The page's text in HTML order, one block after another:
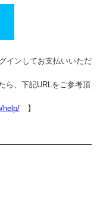
インしてお支払いいただ
ら、下記URLをご参考頂
help/】